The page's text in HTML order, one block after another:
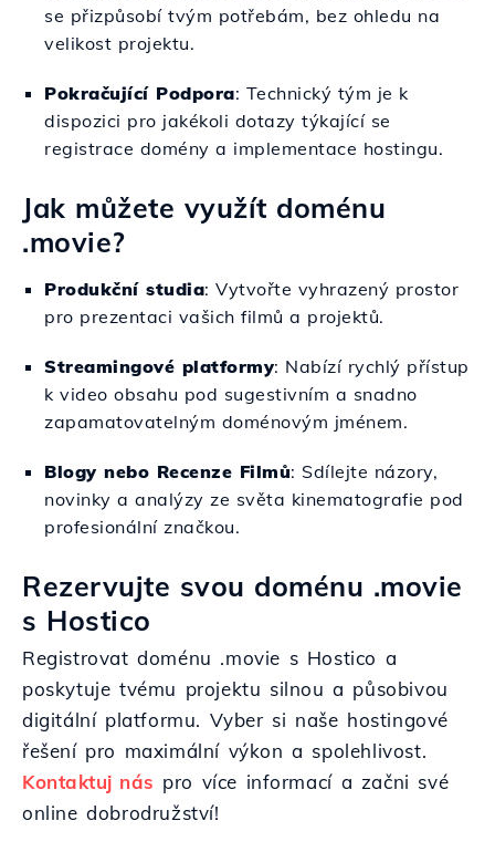
se přizpůsobí tvým potřebám, bez ohledu na
velikost projektu.
Pokračující Podpora: Technický tým je k
dispozici pro jakékoli dotazy týkající se
registrace domény a implementace hostingu.
Jak můžete využít doménu
.movie?
Produkční studia: Vytvořte vyhrazený prostor
pro prezentaci vašich filmů a projektů.
Streamingové platformy: Nabízí rychlý přístup
k video obsahu pod sugestivním a snadno
zapamatovatelným doménovým jménem.
Blogy nebo Recenze Filmů: Sdílejte názory,
novinky a analýzy ze světa kinematografie pod
profesionální značkou.
Rezervujte svou doménu .movie
s Hostico
Registrovat doménu .movie s Hostico a
poskytuje tvému projektu silnou a působivou
digitální platformu. Vyber si naše hostingové
řešení pro maximální výkon a spolehlivost.
Kontaktuj nás pro více informací a začni své
online dobrodružství!